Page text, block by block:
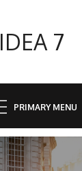
IDEA 7
PRIMARY MENU